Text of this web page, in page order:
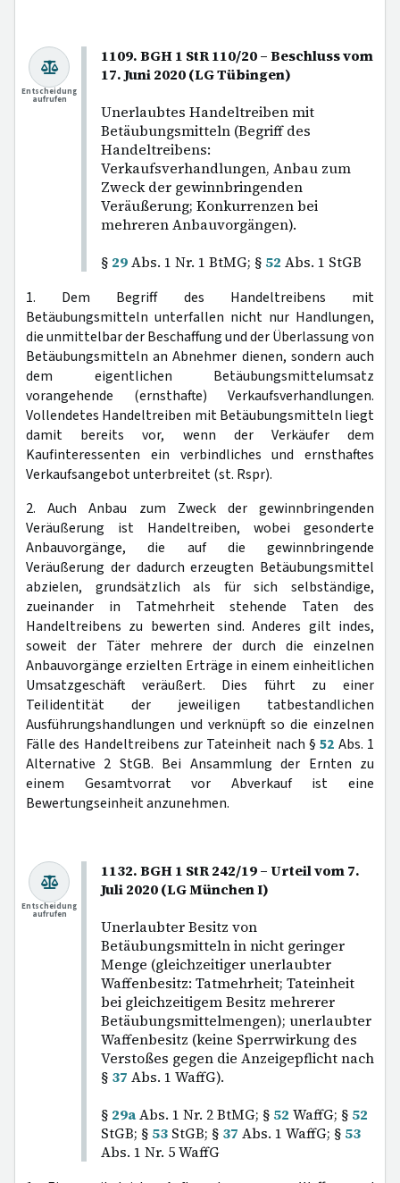
1109. BGH 1 StR 110/20 – Beschluss vom
17. Juni 2020 (LG Tübingen)
Unerlaubtes Handeltreiben mit
Betäubungsmitteln (Begriff des
Handeltreibens:
Verkaufsverhandlungen, Anbau zum
Zweck der gewinnbringenden
Veräußerung; Konkurrenzen bei
mehreren Anbauvorgängen).
§ 29Abs. 1 Nr. 1 BtMG; § 52 Abs. 1 StGB
Entscheidung
aufrufen
1. Dem Begriff des Handeltreibens mit
Betäubungsmitteln unterfallen nicht nur Handlungen,
die unmittelbar der Beschaffung und der Überlassung von
Betäubungsmitteln an Abnehmer dienen, sondern auch
dem eigentlichen Betäubungsmittelumsatz
vorangehende (ernsthafte) Verkaufsverhandlungen.
Vollendetes Handeltreiben mit Betäubungsmitteln liegt
damit bereits vor, wenn der Verkäufer dem
Kaufinteressenten ein verbindliches und ernsthaftes
Verkaufsangebot unterbreitet (st. Rspr).
2. Auch Anbau zum Zweck der gewinnbringenden
Veräußerung ist Handeltreiben, wobei gesonderte
Anbauvorgänge, die auf die gewinnbringende
Veräußerung der dadurch erzeugten Betäubungsmittel
abzielen, grundsätzlich als für sich selbständige,
zueinander in Tatmehrheit stehende Taten des
Handeltreibens zu bewerten sind. Anderes gilt indes,
soweit der Täter mehrere der durch die einzelnen
Anbauvorgänge erzielten Erträge in einem einheitlichen
Umsatzgeschäft veräußert. Dies führt zu einer
Teilidentität der jeweiligen tatbestandlichen
Ausführungshandlungen und verknüpft so die einzelnen
Fälle des Handeltreibens zur Tateinheit nach §52 Abs. 1
Alternative 2 StGB. Bei Ansammlung der Ernten zu
einem Gesamtvorrat vor Abverkauf ist eine
Bewertungseinheit anzunehmen.
1132. BGH 1 StR 242/19 – Urteil vom 7.
Juli 2020 (LG München I)
Unerlaubter Besitz von
Betäubungsmitteln in nicht geringer
Menge (gleichzeitiger unerlaubter
Waffenbesitz: Tatmehrheit; Tateinheit
bei gleichzeitigem Besitz mehrerer
Betäubungsmittelmengen); unerlaubter
Waffenbesitz (keine Sperrwirkung des
Verstoßes gegen die Anzeigepflicht nach
§ 37 Abs. 1 WaffG).
§ 29aAbs. 1 Nr. 2 BtMG; § 52 WaffG; § 52
StGB; § 53 StGB; § 37 Abs. 1 WaffG; § 53
Abs. 1 Nr. 5 WaffG
Entscheidung
aufrufen